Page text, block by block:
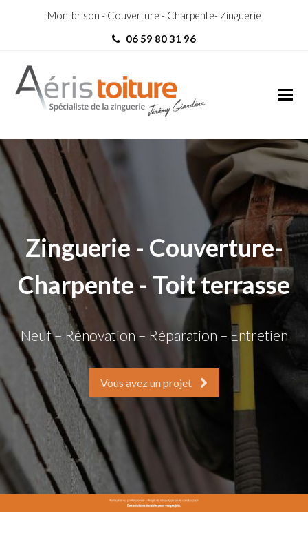
Montbrison - Couverture - Charpente- Zinguerie
06 59 80 31 96
couvreur Bourgoin-Jallieu
Zinguerie - Couverture-
Charpente - Toit terrasse
Neuf – Rénovation – Réparation – Entretien
Vous avez un projet